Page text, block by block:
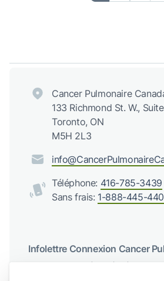
Cancer Pulmonaire
133 Richmond St. W.,
Toronto, ON
M5H 2L3
Téléphone: 416-785-3439
Sans frais: 1-888-445-
Infolettre Connexion Cancer
Recevez des mises à jour régulières de